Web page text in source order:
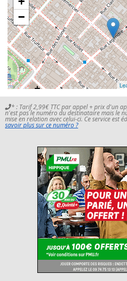
−
* : Tarif 2,99€ TTC par appel + prix d'un
n'est pas le numéro du destinataire mais le
mise en relation avec celui-ci. Ce service est
savoir plus sur ce numéro ?